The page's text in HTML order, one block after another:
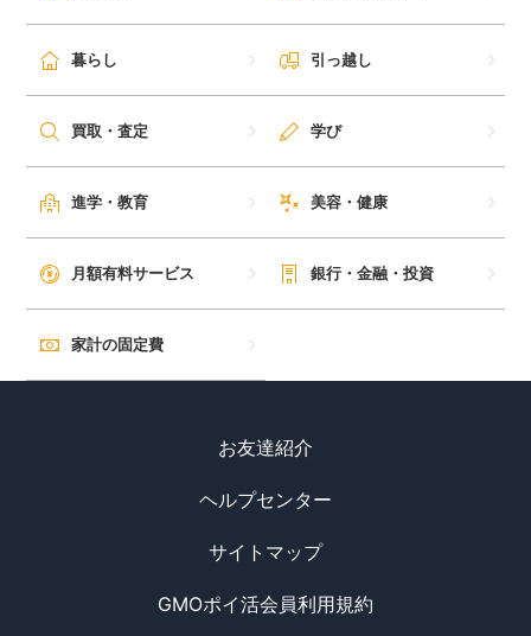
ポイ活お得情報
お友達紹介
カード比較
毎日ゲット
特集一覧
月額有料サービス
銀行・金融・投資
家計の固定費
暮らし 引っ越し
買取・査定 学び
進学・教育 美容・健康
月額有料サービス 銀行・金融・投資
家計の固定費
お友達紹介
ヘルプセンター
サイトマップ
GMOポイ活会員利用規約